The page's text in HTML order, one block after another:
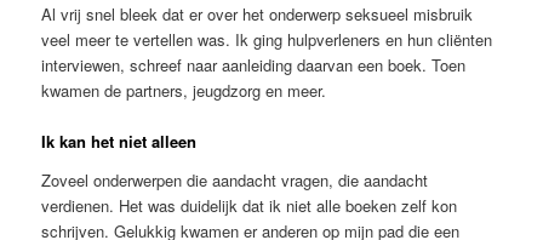
Al vrij snel bleek dat er over het onderwerp seksueel misbruik
veel meer te vertellen was. Ik ging hulpverleners en hun cliënten
interviewen, schreef naar aanleiding daarvan een boek. Toen
kwamen de partners, jeugdzorg en meer.
Ik kan het niet alleen
Zoveel onderwerpen die aandacht vragen, die aandacht
verdienen. Het was duidelijk dat ik niet alle boeken zelf kon
schrijven. Gelukkig kwamen er anderen op mijn pad die een